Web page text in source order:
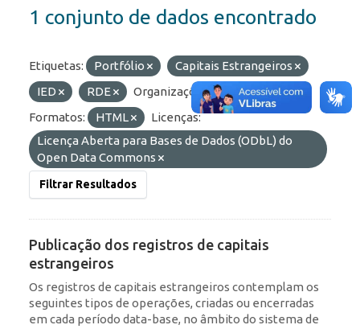
1 conjunto de dados encontrado
Etiquetas: Portfólio
Capitais Estrangeiros
IED
RDE Organizações:
BCB/Dstat
Formatos:
HTML
Licenças:
Licença Aberta para Bases de Dados (ODbL) do
Open Data Commons
Filtrar Resultados
Publicação dos registros de capitais
estrangeiros
Os registros de capitais estrangeiros contemplam os
seguintes tipos de operações, criadas ou encerradas
em cada período data-base, no âmbito do sistema de